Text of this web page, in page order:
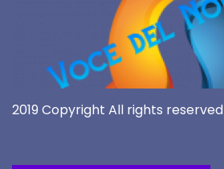
2019 Copyright All rights reserved